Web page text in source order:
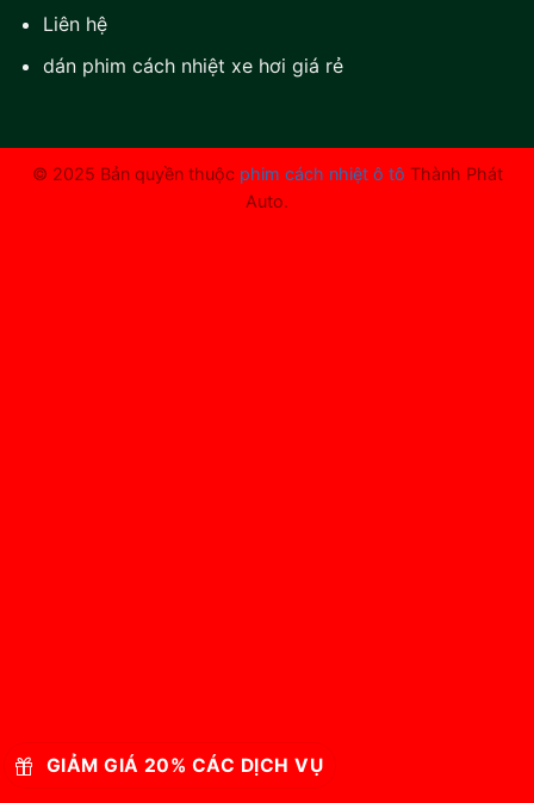
Liên hệ
dán phim cách nhiệt xe hơi giá rẻ
GIẢM GIÁ 20% CÁC DỊCH VỤ
© 2025 Bản quyền thuộc phim cách nhiệt ô tô Thành Phát
Auto.